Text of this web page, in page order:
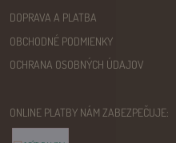
DOPRAVA A PLATBA
OBCHODNÉ PODMIENKY
OCHRANA OSOBNÝCH ÚDAJOV
ONLINE PLATBY NÁM ZABEZPEČUJE: